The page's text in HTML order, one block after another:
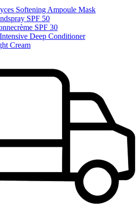
Softening Ampoule Mask
SPF 50
SPF 30
Deep Conditioner
Cream